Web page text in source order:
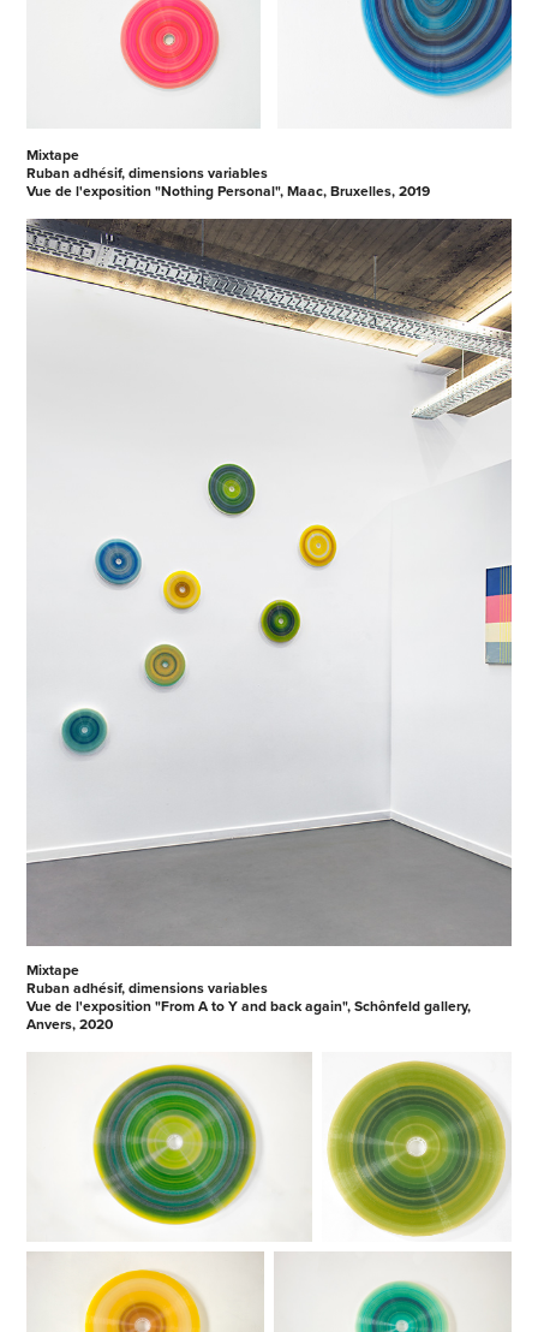
Mixtape
Ruban adhésif, dimensions variables
Vue de l'exposition "Nothing Personal", Maac, Bruxelles, 2019
Mixtape
Ruban adhésif, dimensions variables
Vue de l'exposition "From A to Y and back again", Schônfeld gallery,
Anvers, 2020